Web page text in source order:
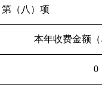
第（八）项
本年收费金额（
0